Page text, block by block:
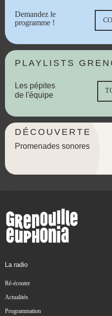
Demandez le
programme !
PLAYLISTS
Les pépites
de l'équipe
DÉCOUVERTE
Promenades sonores
La radio
Ré-écouter
Actualités
Programmation